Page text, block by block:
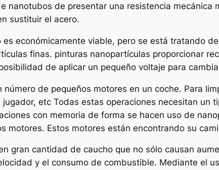
nanotubos de presentar una resistencia mecánica
sustituir el acero.
económicamente viable, pero se está tratando
finas. pinturas nanopartículas proporcionar
de aplicar un pequeño voltaje para
de pequeños motores en un coche. Para
etc Todas estas operaciones necesitan un
con memoria de forma se hacen uso de
motores. Estos motores están encontrando su
gran cantidad de caucho que no sólo causan
y el consumo de combustible. Mediante el